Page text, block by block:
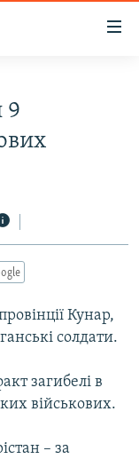
9
Кунар,
солдати.
загибелі в
військових.
– за